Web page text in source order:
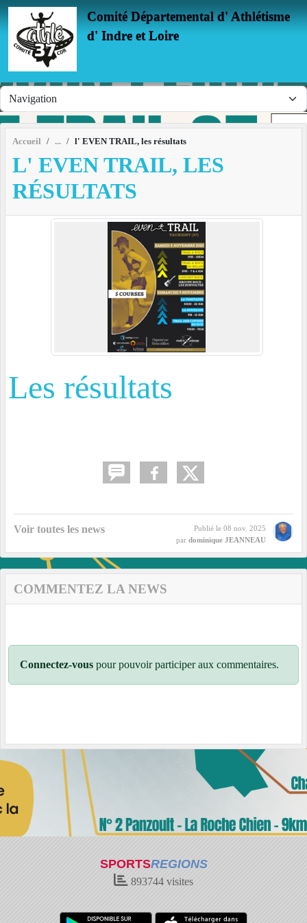
Comité Départemental d' Athlétisme
d' Indre et Loire
Accueil l' EVEN TRAIL, les résultats
L' EVEN TRAIL, LES
RÉSULTATS
Les résultats
Voir toutes les news Publié le 08 nov. 2025
par dominique JEANNEAU
COMMENTEZ LA NEWS
Connectez-vous pour pouvoir participer aux commentaires.
SPORTSREGIONS
893744 visites
Panneau de gestion des cookies